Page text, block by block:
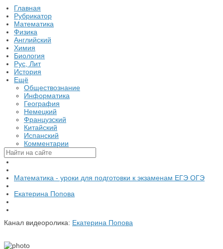
Главная
Рубрикатор
Математика
Физика
Английский
Химия
Биология
Рус, Лит
История
Ещё
Обществознание
Информатика
География
Немецкий
Французский
Китайский
Испанский
Комментарии
Математика - уроки для подготовки к экзаменам ЕГЭ ОГЭ
Екатерина Попова
Канал видеоролика: Екатерина Попова